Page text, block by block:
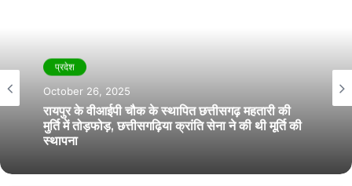
प्रदेश
October 26, 2025
रायपुर के वीआईपी चौक के स्थापित छत्तीसगढ़ महतारी की
मुर्ति में तोड़फोड़, छत्तीसगढ़िया क्रांति सेना ने की थी मूर्ति की
स्थापना